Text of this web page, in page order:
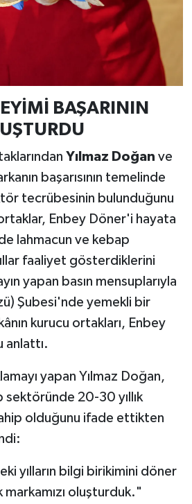
BAŞARININ
Yılmaz Doğan ve
başarısının temelinde
tecrübesinin bulunduğunu
Enbey Döner'i hayata
lahmacun ve kebap
faaliyet gösterdiklerini
yapan basın mensuplarıyla
Şubesi'nde yemekli bir
kurucu ortakları, Enbey
anlattı.
yapan Yılmaz Doğan,
sektöründe 20-30 yıllık
olduğunu ifade ettikten
yılların bilgi birikimini döner
markamızı oluşturduk."